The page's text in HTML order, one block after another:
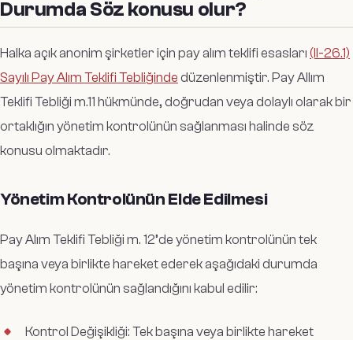
Durumda Söz konusu olur?
Halka açık anonim şirketler için pay alım teklifi esasları (II-26.1)
Sayılı Pay Alım Teklifi Tebliğinde düzenlenmiştir. Pay Allım
Teklifi Tebliği m.11 hükmünde, doğrudan veya dolaylı olarak bir
ortaklığın yönetim kontrolünün sağlanması halinde söz
konusu olmaktadır.
Yönetim Kontrolünün Elde Edilmesi
Pay Alım Teklifi Tebliği m. 12’de yönetim kontrolünün tek
başına veya birlikte hareket ederek aşağıdaki durumda
yönetim kontrolünün sağlandığını kabul edilir:
Kontrol Değişikliği: Tek başına veya birlikte hareket